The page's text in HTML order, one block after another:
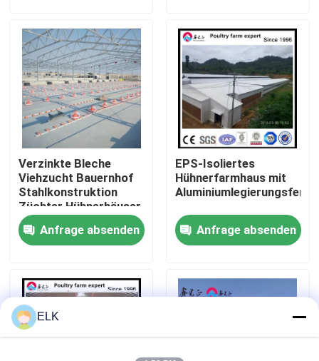
Über uns
Werksbesichtigung
Qualitätskontrolle
Kontakt mit uns
Neuigkeiten
Bitte um ein Angebot
Verzinkte Bleche
Viehzucht Bauernhof
Stahlkonstruktion
Züchter Hühnerhäuser
Anfrage absenden
EPS-Isoliertes
Hühnerfarmhaus mit
Anfrage absenden
ELK